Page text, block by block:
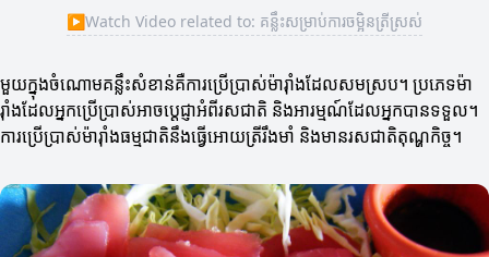
▶Watch Video related to: គន្លឹះសម្រាប់ការចម្អិនត្រីស្រស់
មួយក្នុងចំណោមគន្លឹះសំខាន់គឺការប្រើប្រាស់ម៉ារ៉ាំងដែលសមស្រប។ ប្រភេទម៉ា
រ៉ាំងដែលអ្នកប្រើប្រាស់អាចប្ដេជ្ញាអំពីរសជាតិ និងអារម្មណ៍ដែលអ្នកបានទទួល។
ការប្រើប្រាស់ម៉ារ៉ាំងធម្មជាតិនឹងធ្វើអោយត្រីរឹងមាំ និងមានរសជាតិតុណ្ហកិច្ច។